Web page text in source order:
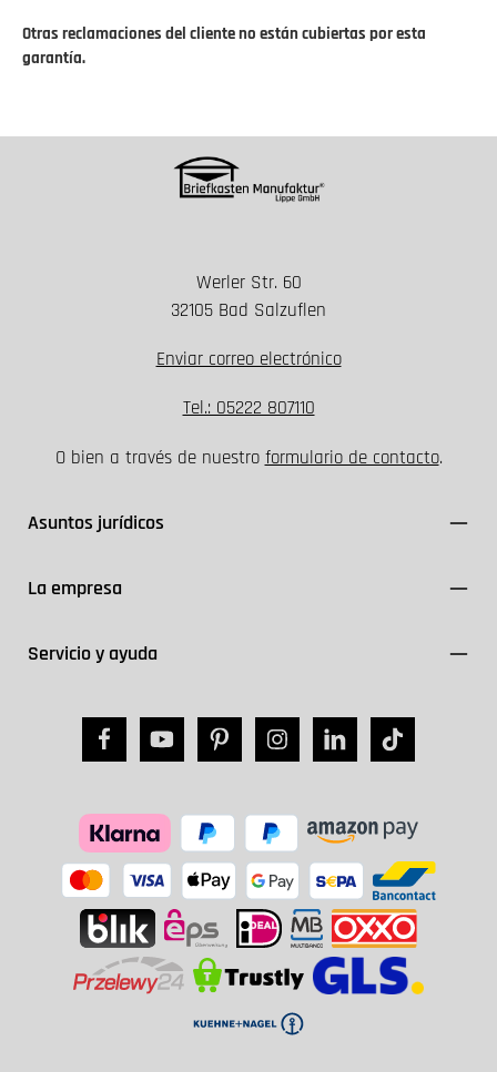
Otras reclamaciones del cliente no están cubiertas por esta
garantía.
Werler Str. 60
32105 Bad Salzuflen
Enviar correo electrónico
Tel.: 05222 807110
O bien a través de nuestro formulario de contacto.
Asuntos jurídicos
La empresa
Servicio y ayuda